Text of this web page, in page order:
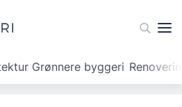
Grønnere byggeri